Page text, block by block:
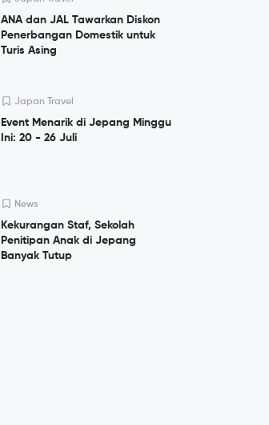
ANA dan JAL Tawarkan Diskon
Penerbangan Domestik untuk
Turis Asing
Japan Travel
Event Menarik di Jepang Minggu
Ini: 20 - 26 Juli
News
Kekurangan Staf, Sekolah
Penitipan Anak di Jepang
Banyak Tutup